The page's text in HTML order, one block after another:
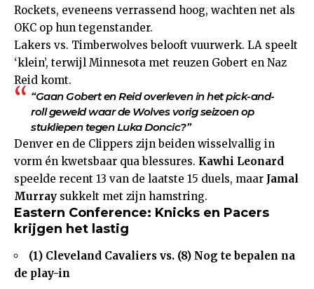
Rockets, eveneens verrassend hoog, wachten net als
OKC op hun tegenstander.
Lakers vs. Timberwolves belooft vuurwerk. LA speelt
‘klein’, terwijl Minnesota met reuzen Gobert en Naz
Reid komt.
“Gaan Gobert en Reid overleven in het pick-and-
roll geweld waar de Wolves vorig seizoen op
stukliepen tegen Luka Doncic?”
Denver en de Clippers zijn beiden wisselvallig in
vorm én kwetsbaar qua blessures. Kawhi Leonard
speelde recent 13 van de laatste 15 duels, maar Jamal
Murray sukkelt met zijn hamstring.
Eastern Conference: Knicks en Pacers
krijgen het lastig
(1) Cleveland Cavaliers vs. (8) Nog te bepalen na
de play-in